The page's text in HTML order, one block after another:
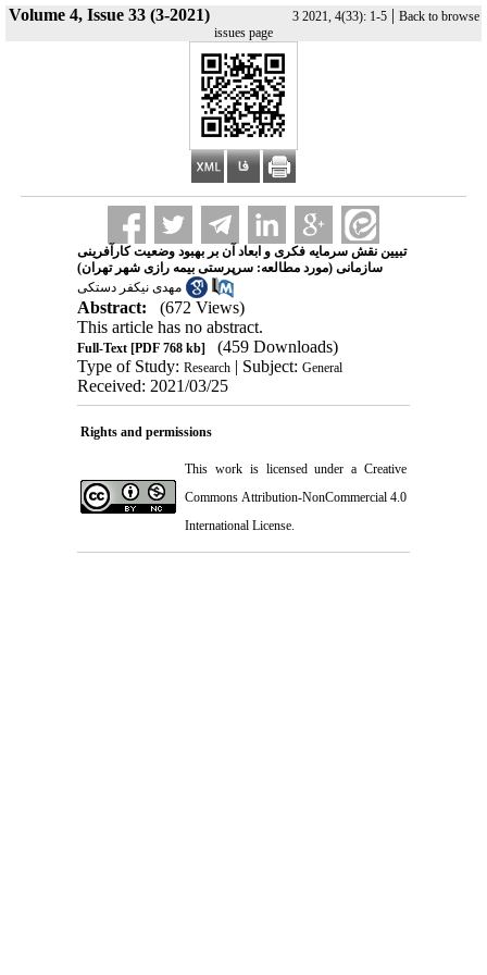
Volume 4, Issue 33 (3-2021) 3 2021, 4(33): 1-5| Back to browse
issues page
تبیین نقش سرمایه فکری و ابعاد آن بر بهبود وضعیت کارآفرینی
سازمانی (مورد مطالعه: سرپرستی بیمه رازی شهر تهران)
مهدی نیکفر دستکی
Abstract:
(672 Views)
This article has no abstract.
Full-Text[PDF 768 kb]
(459 Downloads)
Type of Study: Research| Subject: General
Received: 2021/03/25
Rights and permissions
This work is licensed under a Creative
Commons Attribution-NonCommercial 4.0
International License.